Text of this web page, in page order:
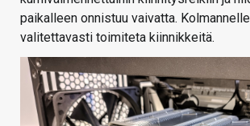
paikalleen onnistuu vaivatta.
valitettavasti toimiteta kiinnikkeitä.